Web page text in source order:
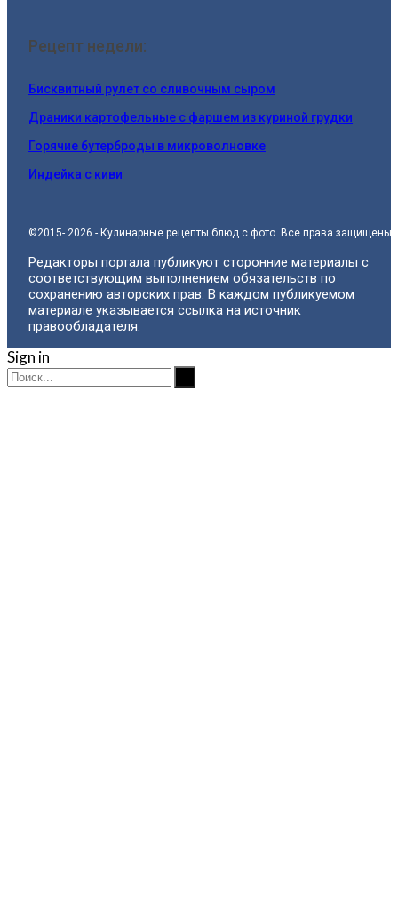
Рецепт недели:
Бисквитный рулет со сливочным сыром
Драники картофельные с фаршем из куриной грудки
Горячие бутерброды в микроволновке
Индейка с киви
©2015- 2026 - Кулинарные рецепты блюд с фото. Все права защищены.
Редакторы портала публикуют сторонние материалы с
соответствующим выполнением обязательств по
сохранению авторских прав. В каждом публикуемом
материале указывается ссылка на источник
правообладателя.
Sign in